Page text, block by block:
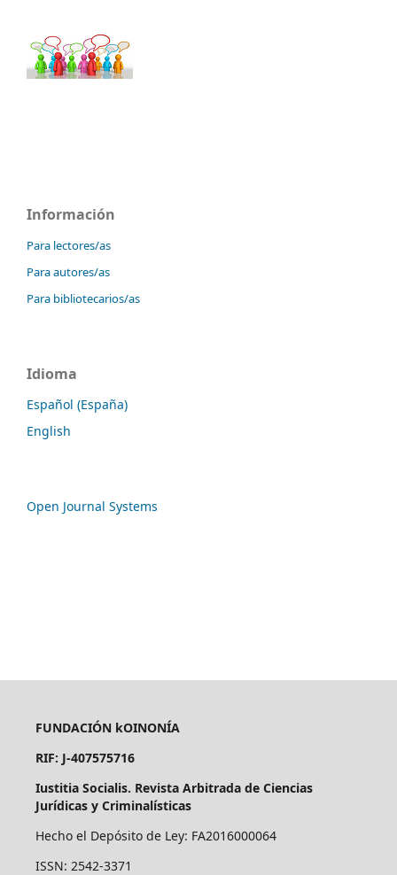
Información
Para lectores/as
Para autores/as
Para bibliotecarios/as
Idioma
Español (España)
English
Open Journal Systems
FUNDACIÓN kOINONÍA
RIF: J-407575716
Iustitia Socialis. Revista Arbitrada de Ciencias
Jurídicas y Criminalísticas
Hecho el Depósito de Ley: FA2016000064
ISSN: 2542-3371